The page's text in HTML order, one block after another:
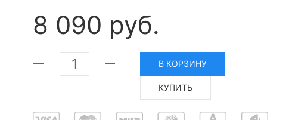
8 090 руб.
В КОРЗИНУ
КУПИТЬ